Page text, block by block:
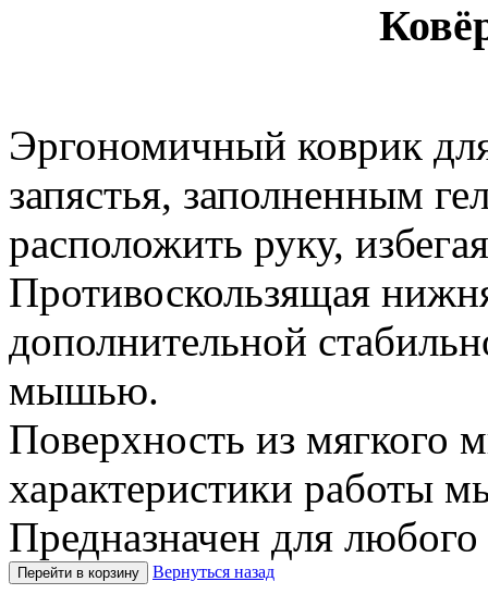
Ковёр для
Эргономичный коврик
запястья, заполненным
расположить руку,
Противоскользящая
дополнительной
мышью.
Поверхность из мягкого
характеристики работы
Предназначен для
Вернуться назад